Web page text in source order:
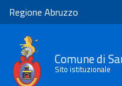
Regione Abruzzo
Comune di
Sito istituzionale